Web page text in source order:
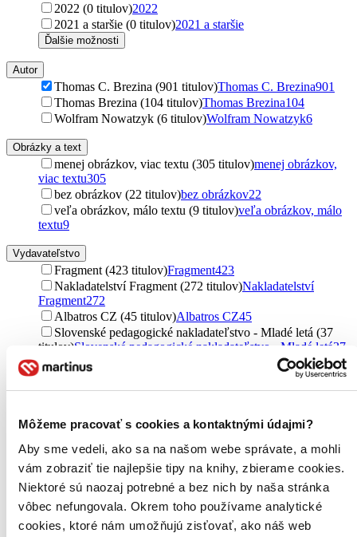
Môžeme pracovať s cookies a kontaktnými údajmi?
Aby sme vedeli, ako sa na našom webe správate, a mohli
vám zobraziť tie najlepšie tipy na knihy, zbierame cookies.
Niektoré sú naozaj potrebné a bez nich by naša stránka
vôbec nefungovala. Okrem toho používame analytické
cookies, ktoré nám umožňujú zisťovať, ako náš web
2022 (0 titulov)2022
2021 a staršie (0 titulov)2021 a staršie
Ďalšie možnosti
Autor
Thomas C. Brezina (901 titulov)Thomas C. Brezina901
Thomas Brezina (104 titulov)Thomas Brezina104
Wolfram Nowatzyk (6 titulov)Wolfram Nowatzyk6
Obrázky a text
menej obrázkov, viac textu (305 titulov)menej obrázkov,
viac textu305
bez obrázkov (22 titulov)bez obrázkov22
veľa obrázkov, málo textu (9 titulov)veľa obrázkov, málo
textu9
Vydavateľstvo
Fragment (423 titulov)Fragment423
Nakladatelství Fragment (272 titulov)Nakladatelství
Fragment272
Albatros CZ (45 titulov)Albatros CZ45
Slovenské pedagogické nakladateľstvo - Mladé letá (37
titulov)Slovenské pedagogické nakladateľstvo - Mladé letá37
Arkus (30 titulov)
Mladé letá (24 titulov)Mladé letá24
Mladá fronta (7 titulov)Mladá fronta7
Knižní klub (3 tituly)
Knižní klub
Svojtka&Co. (2 tituly)
Ikar (2 tituly)Ikar2
CooBoo CZ (2 tituly)CooBoo CZ2
Omnibus Taschenbuch (1 titul)Omnibus Taschenbuch
Ďalšie možnosti